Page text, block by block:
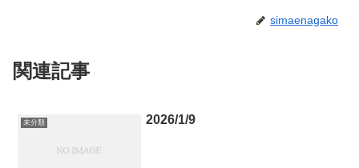
simaenagako
関連記事
未分類 2026/1/9